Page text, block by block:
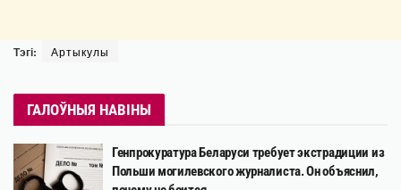
Тэгі: Артыкулы
ГАЛОЎНЫЯ НАВІНЫ
Генпрокуратура Беларуси требует экстрадиции из
Польши могилевского журналиста. Он объяснил,